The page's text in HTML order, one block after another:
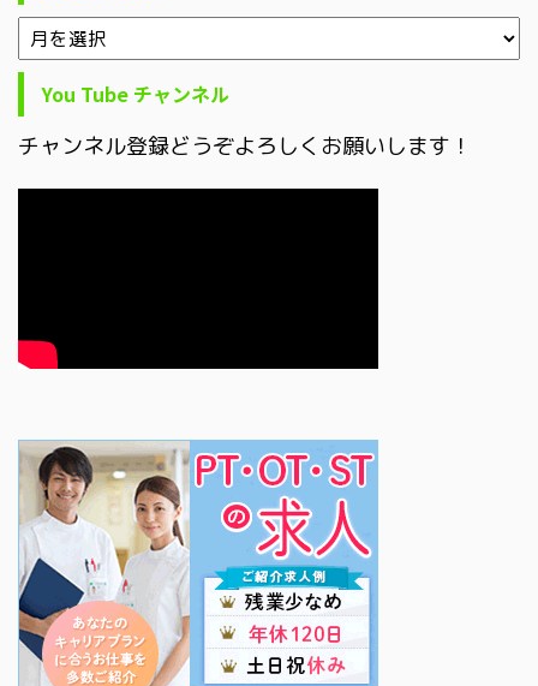
You Tube チャンネル
チャンネル登録どうぞよろしくお願いします！